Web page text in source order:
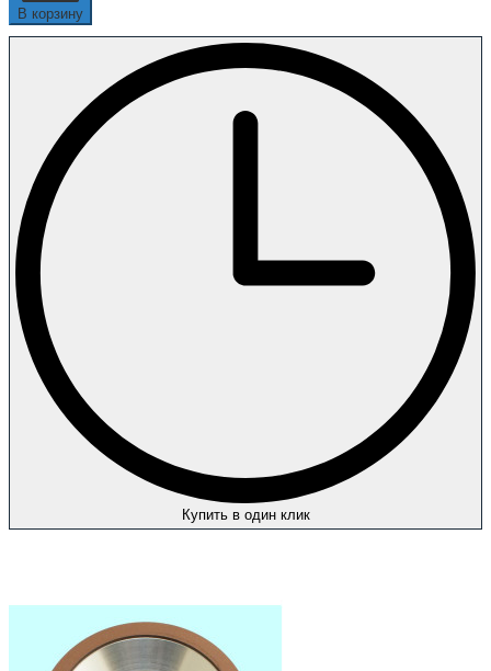
В корзину
Купить в один клик